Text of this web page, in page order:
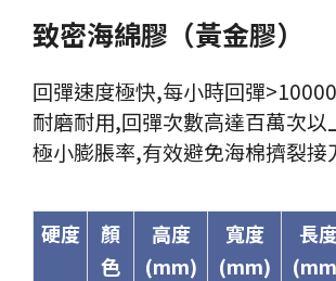
致密海綿膠（黃金膠）
回彈速度極快,每小時回彈
耐磨耐用,回彈次數高達百萬次以
極小膨脹率,有效避免海棉擠裂接
硬度
顏
色
高度
(mm)
寬度
(mm)
長